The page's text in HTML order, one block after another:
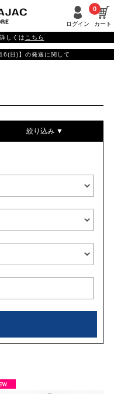
ログイン カート
0
しくは こちら
日)】の発送に関して
絞り込み ▼